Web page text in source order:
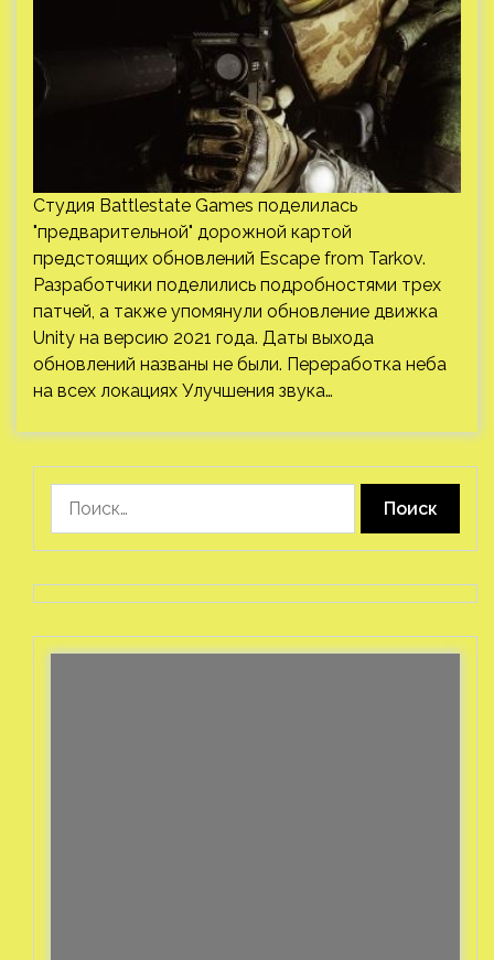
Студия Battlestate Games поделилась
"предварительной" дорожной картой
предстоящих обновлений Escape from Tarkov.
Разработчики поделились подробностями трех
патчей, а также упомянули обновление движка
Unity на версию 2021 года. Даты выхода
обновлений названы не были. Переработка неба
на всех локациях Улучшения звука…